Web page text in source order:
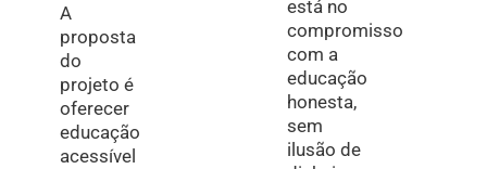
A
proposta
do
projeto é
oferecer
educação
acessível
está no
compromisso
com a
educação
honesta,
sem
ilusão de